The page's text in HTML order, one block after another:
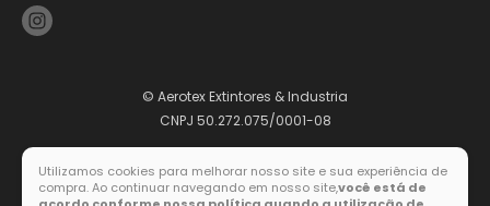
© Aerotex Extintores & Industria
CNPJ 50.272.075/0001-08
Formas de pagamento
Utilizamos cookies para melhorar nosso site e sua experiência de
compra. Ao continuar navegando em nosso site,você está de